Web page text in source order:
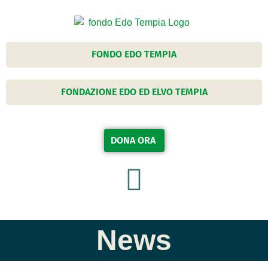
FONDO EDO TEMPIA
FONDAZIONE EDO ED ELVO TEMPIA
DONA ORA
News